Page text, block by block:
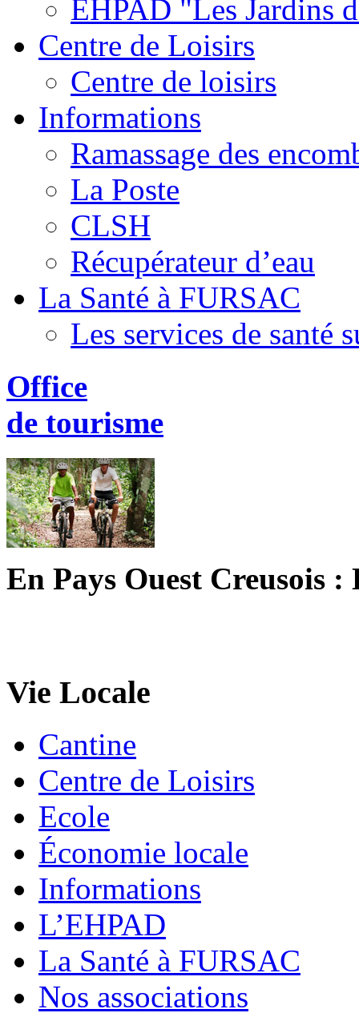
EHPAD "Les Jardins
Centre de Loisirs
Centre de loisirs
Informations
Ramassage des
La Poste
CLSH
Récupérateur d’eau
La Santé à FURSAC
Les services de santé
Office
de tourisme
En Pays Ouest Creusois :
Vie Locale
Cantine
Centre de Loisirs
Ecole
Économie locale
Informations
L’EHPAD
La Santé à FURSAC
Nos associations